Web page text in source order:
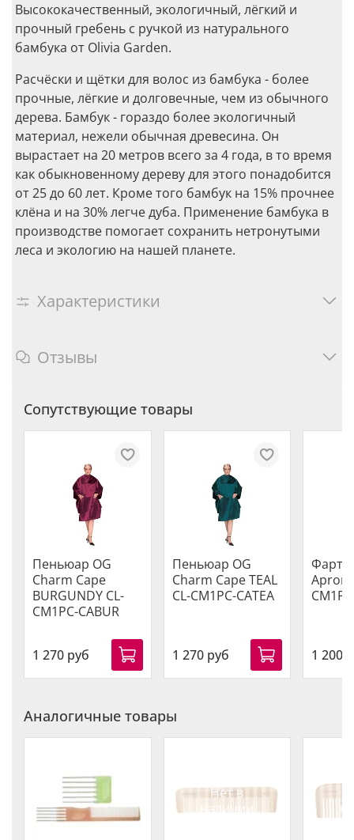
Высококачественный, экологичный, лёгкий и
прочный гребень с ручкой из натурального
бамбука от Olivia Garden.
Расчёски и щётки для волос из бамбука - более
прочные, лёгкие и долговечные, чем из обычного
дерева. Бамбук - гораздо более экологичный
материал, нежели обычная древесина. Он
вырастает на 20 метров всего за 4 года, в то время
как обыкновенному дереву для этого понадобится
от 25 до 60 лет. Кроме того бамбук на 15% прочнее
клёна и на 30% легче дуба. Применение бамбука в
производстве помогает сохранить нетронутыми
леса и экологию на нашей планете.
Характеристики
Отзывы
Сопутствующие товары
Пеньюар OG
Charm Cape
BURGUNDY CL-
CM1PC-CABUR
1 270 руб
Пеньюар OG
Charm Cape TEAL
CL-CM1PC-CATEA
1 270 руб
Apron
1 200
Аналогичные товары
Нет в
наличии